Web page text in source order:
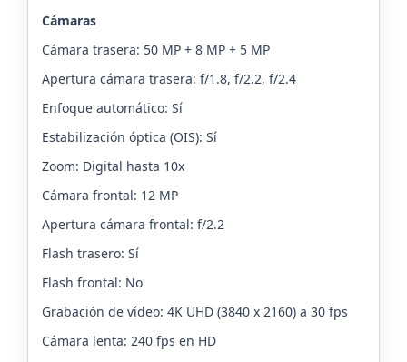
Cámaras
Cámara trasera: 50 MP + 8 MP + 5 MP
Apertura cámara trasera: f/1.8, f/2.2, f/2.4
Enfoque automático: Sí
Estabilización óptica (OIS): Sí
Zoom: Digital hasta 10x
Cámara frontal: 12 MP
Apertura cámara frontal: f/2.2
Flash trasero: Sí
Flash frontal: No
Grabación de vídeo: 4K UHD (3840 x 2160) a 30 fps
Cámara lenta: 240 fps en HD